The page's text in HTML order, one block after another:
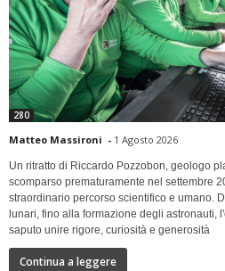
280
Matteo Massironi - 1 Agosto 2026
Un ritratto di Riccardo Pozzobon, geologo
scomparso prematuramente nel settembre
straordinario percorso scientifico e umano.
lunari, fino alla formazione degli astronauti,
saputo unire rigore, curiosità e generosità
Continua a leggere